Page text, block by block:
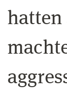
hatten